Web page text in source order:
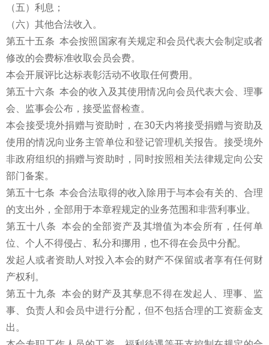
（五）利息；
（六）其他合法收入。
第五十五条 本会按照国家有关规定和会员代表大会制定或者
修改的会费标准收取会员会费。
本会开展评比达标表彰活动不收取任何费用。
第五十六条 本会的收入及其使用情况向会员代表大会、理事
会、监事会公布，接受监督检查。
本会接受境外捐赠与资助时，在30天内将接受捐赠与资助及
使用的情况向业务主管单位和登记管理机关报告。接受境外
非政府组织的捐赠与资助时，同时按照相关法律规定向公安
部门备案。
第五十七条 本会合法取得的收入除用于与本会有关的、合理
的支出外，全部用于本章程规定的业务范围和非营利事业。
第五十八条 本会的全部资产及其增值为本会所有，任何单
位、个人不得侵占、私分和挪用，也不得在会员中分配。
发起人或者资助人对投入本会的财产不保留或者享有任何财
产权利。
第五十九条 本会的财产及其孳息不得在发起人、理事、监
事、负责人和会员中进行分配，但不包括合理的工资薪金支
出。